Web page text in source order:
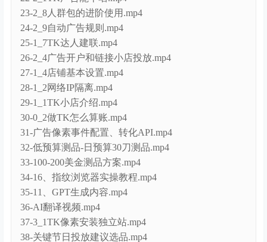
20-1_6绑定派安盈收款.mp4
21-广告投放流程细节.mp4
22-2_1TK广告能干啥.mp4
23-2_8人群包的进阶使用.mp4
24-2_9自动广告规则.mp4
25-1_7TK达人建联.mp4
26-2_4广告开户和链接小店投放.mp4
27-1_4店铺基本设置.mp4
28-1_2网络IP隔离.mp4
29-1_1TK小店介绍.mp4
30-0_2做TK怎么算账.mp4
31-广告像素事件配置、转化API.mp4
32-低预算测品-日预算30刀测品.mp4
33-100-200美金测品方案.mp4
34-16、指纹浏览器实操教程.mp4
35-11、GPT生成内容.mp4